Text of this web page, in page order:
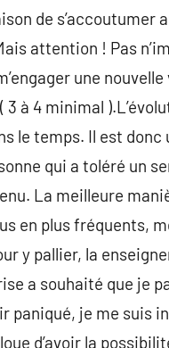
de s’accoutumer
attention ! Pas
une
à 4 minimal
le temps. Il est donc
qui a toléré un
La meilleure
en plus fréquents,
y pallier, la
a souhaité que je
paniqué, je me suis
d’avoir la